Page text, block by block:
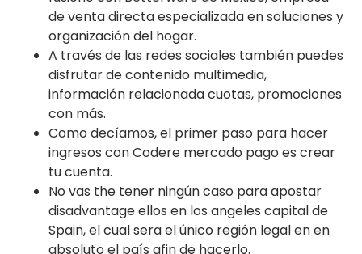
de venta directa especializada en soluciones y
organización del hogar.
A través de las redes sociales también puedes
disfrutar de contenido multimedia,
información relacionada cuotas, promociones
con más.
Como decíamos, el primer paso para hacer
ingresos con Codere mercado pago es crear
tu cuenta.
No vas the tener ningún caso para apostar
disadvantage ellos en los angeles capital de
Spain, el cual sera el único región legal en en
absoluto el país afin de hacerlo.